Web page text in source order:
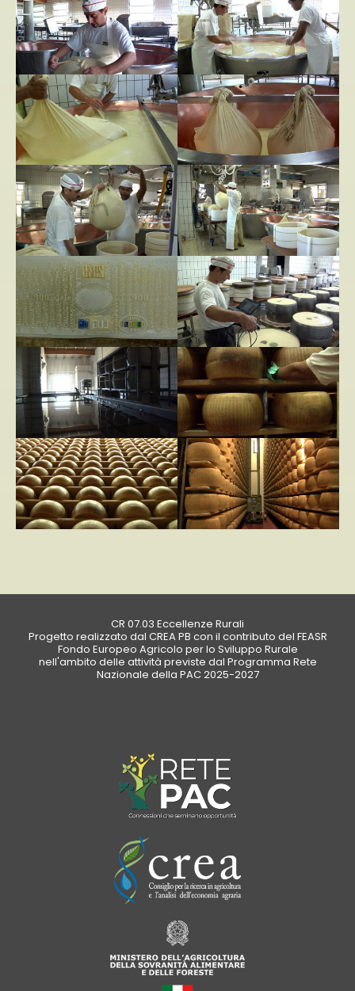
CR 07.03 Eccellenze Rurali
Progetto realizzato dal CREA PB con il contributo del FEASR
Fondo Europeo Agricolo per lo Sviluppo Rurale
nell'ambito delle attività previste dal Programma Rete
Nazionale della PAC 2025-2027